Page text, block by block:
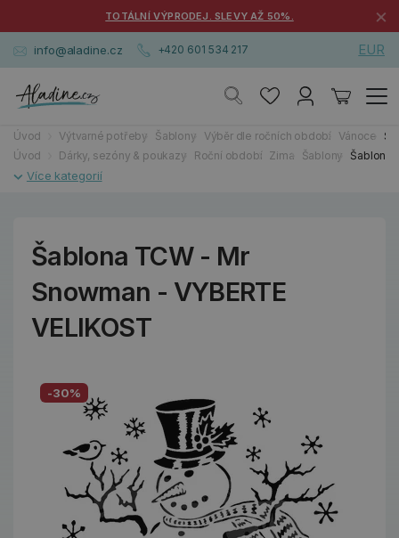
TOTÁLNÍ VÝPRODEJ. SLEVY AŽ 50%. ×
info@aladine.cz +420 601 534 217 EUR
Úvod Výtvarné potřeby Šablony Výběr dle ročních období Vánoce
Úvod
Dárky, sezóny & poukazy Roční období Zima Šablony Šablona
Šablona TCW - Mr
Snowman - VYBERTE
VELIKOST
-30%